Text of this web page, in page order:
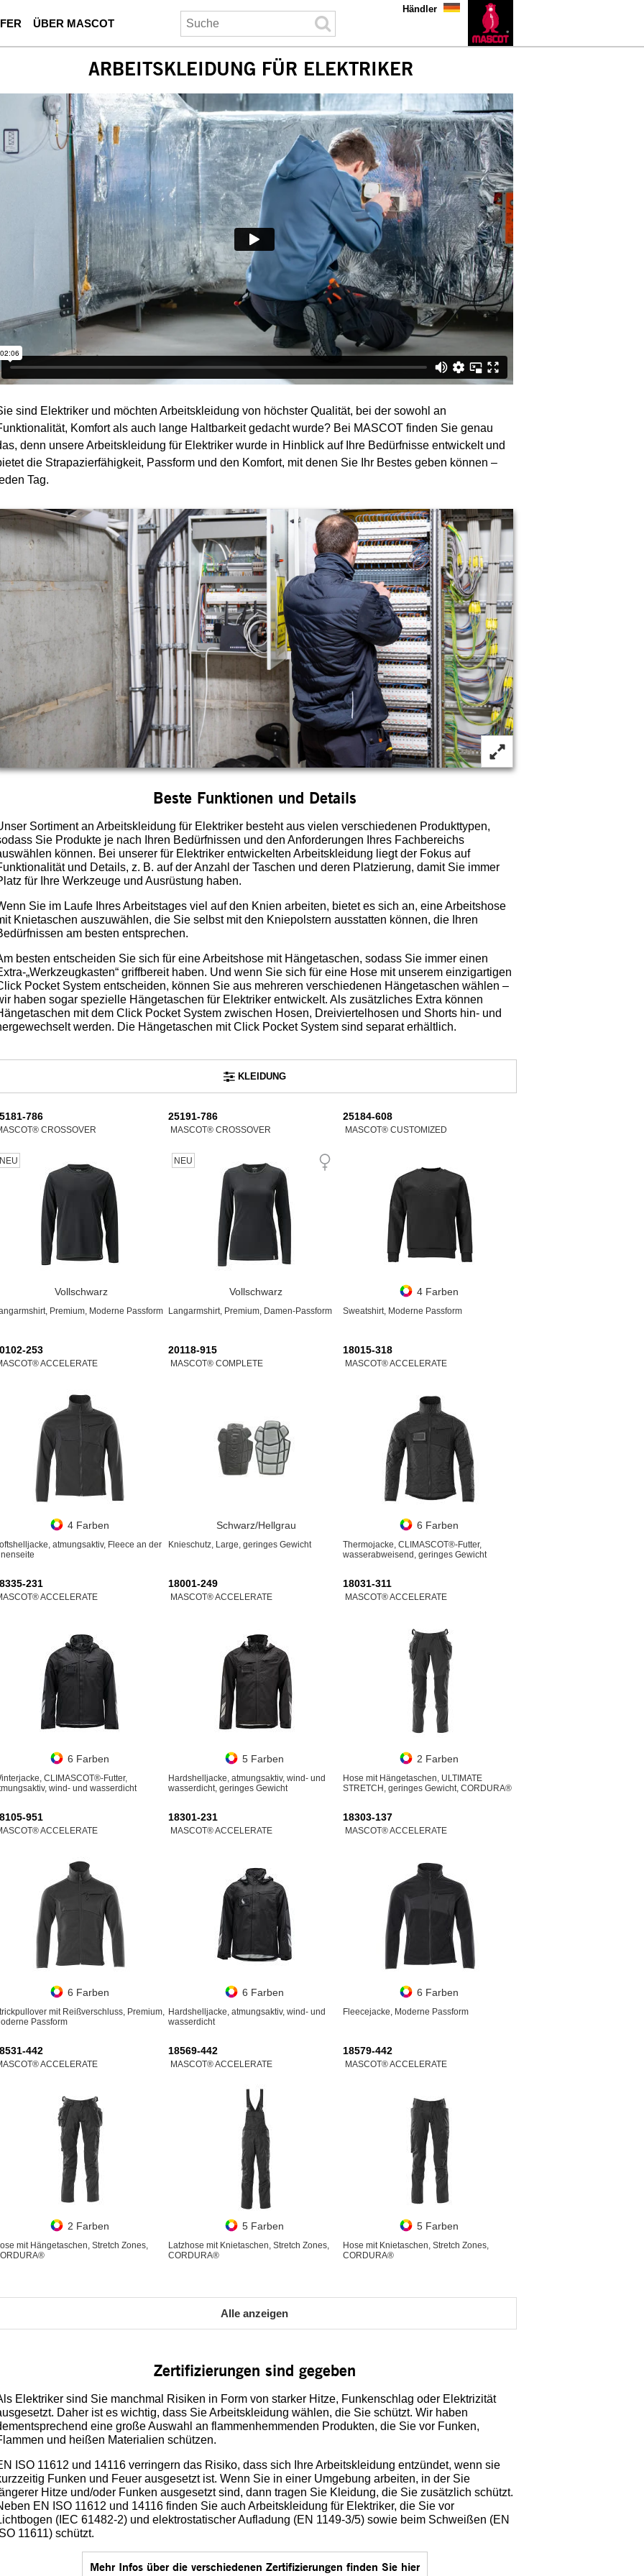
ÜBER MASCOT
Händler
ARBEITSKLEIDUNG FÜR ELEKTRIKER
sind Elektriker und möchten Arbeitskleidung von höchster Qualität, bei der sowohl an
Komfort als auch lange Haltbarkeit gedacht wurde? Bei MASCOT finden Sie genau
denn unsere Arbeitskleidung für Elektriker wurde in Hinblick auf Ihre Bedürfnisse entwickelt und
die Strapazierfähigkeit, Passform und den Komfort, mit denen Sie Ihr Bestes geben können –
Tag.
Beste Funktionen und Details
Sortiment an Arbeitskleidung für Elektriker besteht aus vielen verschiedenen Produkttypen,
Sie Produkte je nach Ihren Bedürfnissen und den Anforderungen Ihres Fachbereichs
können. Bei unserer für Elektriker entwickelten Arbeitskleidung liegt der Fokus auf
und Details, z. B. auf der Anzahl der Taschen und deren Platzierung, damit Sie immer
für Ihre Werkzeuge und Ausrüstung haben.
Sie im Laufe Ihres Arbeitstages viel auf den Knien arbeiten, bietet es sich an, eine Arbeitshose
Knietaschen auszuwählen, die Sie selbst mit den Kniepolstern ausstatten können, die Ihren
am besten entsprechen.
besten entscheiden Sie sich für eine Arbeitshose mit Hängetaschen, sodass Sie immer einen
„Werkzeugkasten“ griffbereit haben. Und wenn Sie sich für eine Hose mit unserem einzigartigen
Pocket System entscheiden, können Sie aus mehreren verschiedenen Hängetaschen wählen –
haben sogar spezielle Hängetaschen für Elektriker entwickelt. Als zusätzliches Extra können
mit dem Click Pocket System zwischen Hosen, Dreiviertelhosen und Shorts hin- und
werden. Die Hängetaschen mit Click Pocket System sind separat erhältlich.
KLEIDUNG
786
CROSSOVER
NEU
Vollschwarz
Premium, Moderne Passform
25191-786
MASCOT® CROSSOVER
NEU
Vollschwarz
Langarmshirt, Premium, Damen-Passform
25184-608
MASCOT® CUSTOMIZED
4 Farben
Sweatshirt, Moderne Passform
253
ACCELERATE
4 Farben
atmungsaktiv, Fleece an der
20118-915
MASCOT® COMPLETE
Schwarz/Hellgrau
Knieschutz, Large, geringes Gewicht
18015-318
MASCOT® ACCELERATE
6 Farben
Thermojacke, CLIMASCOT®-Futter,
wasserabweisend, geringes Gewicht
231
ACCELERATE
6 Farben
CLIMASCOT®-Futter,
wind- und wasserdicht
18001-249
MASCOT® ACCELERATE
5 Farben
Hardshelljacke, atmungsaktiv, wind- und
wasserdicht, geringes Gewicht
18031-311
MASCOT® ACCELERATE
2 Farben
Hose mit Hängetaschen, ULTIMATE
STRETCH, geringes Gewicht, CORDURA®
951
ACCELERATE
6 Farben
mit Reißverschluss, Premium,
Passform
18301-231
MASCOT® ACCELERATE
6 Farben
Hardshelljacke, atmungsaktiv, wind- und
wasserdicht
18303-137
MASCOT® ACCELERATE
6 Farben
Fleecejacke, Moderne Passform
442
ACCELERATE
2 Farben
mit Hängetaschen, Stretch Zones,
18569-442
MASCOT® ACCELERATE
5 Farben
Latzhose mit Knietaschen, Stretch Zones,
CORDURA®
18579-442
MASCOT® ACCELERATE
5 Farben
Hose mit Knietaschen, Stretch Zones,
CORDURA®
Alle anzeigen
Zertifizierungen sind gegeben
Elektriker sind Sie manchmal Risiken in Form von starker Hitze, Funkenschlag oder Elektrizität
Daher ist es wichtig, dass Sie Arbeitskleidung wählen, die Sie schützt. Wir haben
eine große Auswahl an flammenhemmenden Produkten, die Sie vor Funken,
und heißen Materialien schützen.
ISO 11612 und 14116 verringern das Risiko, dass sich Ihre Arbeitskleidung entzündet, wenn sie
Funken und Feuer ausgesetzt ist. Wenn Sie in einer Umgebung arbeiten, in der Sie
Hitze und/oder Funken ausgesetzt sind, dann tragen Sie Kleidung, die Sie zusätzlich schützt.
EN ISO 11612 und 14116 finden Sie auch Arbeitskleidung für Elektriker, die Sie vor
(IEC 61482-2) und elektrostatischer Aufladung (EN 1149-3/5) sowie beim Schweißen (EN
11611) schützt.
Mehr Infos über die verschiedenen Zertifizierungen finden Sie hier